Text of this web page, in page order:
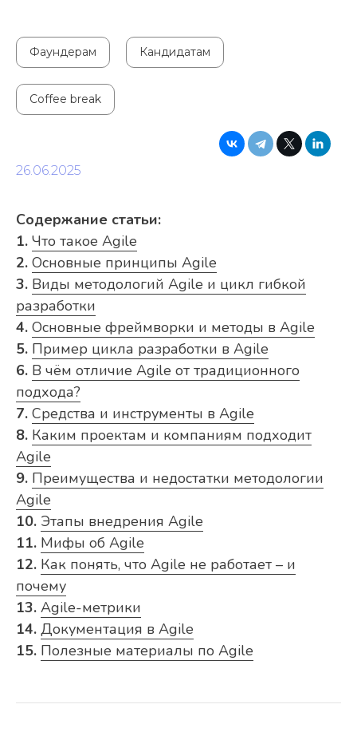
Фаундерам Кандидатам
Coffee break
26.06.2025
Содержание статьи:
1. Что такое Agile
2. Основные принципы Agile
3. Виды методологий Agile и цикл гибкой
разработки
4. Основные фреймворки и методы в Agile
5. Пример цикла разработки в Agile
6. В чём отличие Agile от традиционного
подхода?
7. Средства и инструменты в Agile
8. Каким проектам и компаниям подходит
Agile
9. Преимущества и недостатки методологии
Agile
10. Этапы внедрения Agile
11. Мифы об Agile
12. Как понять, что Agile не работает – и
почему
13. Agile-метрики
14. Документация в Agile
15. Полезные материалы по Agile